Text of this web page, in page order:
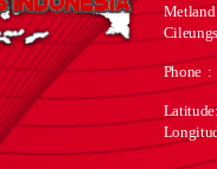
Phone